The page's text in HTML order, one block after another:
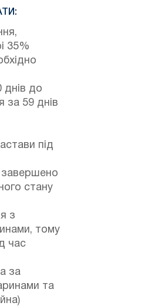
35%
днів до
за 59 днів
під
стану
з
тому
час
за
та